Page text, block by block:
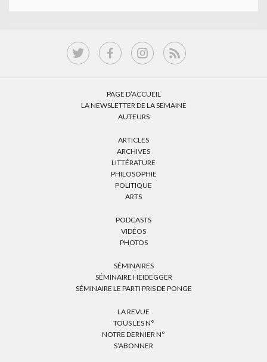
PAGE D’ACCUEIL
LA NEWSLETTER DE LA SEMAINE
AUTEURS
ARTICLES
ARCHIVES
LITTÉRATURE
PHILOSOPHIE
POLITIQUE
ARTS
PODCASTS
VIDÉOS
PHOTOS
SÉMINAIRES
SÉMINAIRE HEIDEGGER
SÉMINAIRE LE PARTI PRIS DE PONGE
LA REVUE
TOUS LES N°
NOTRE DERNIER N°
S’ABONNER